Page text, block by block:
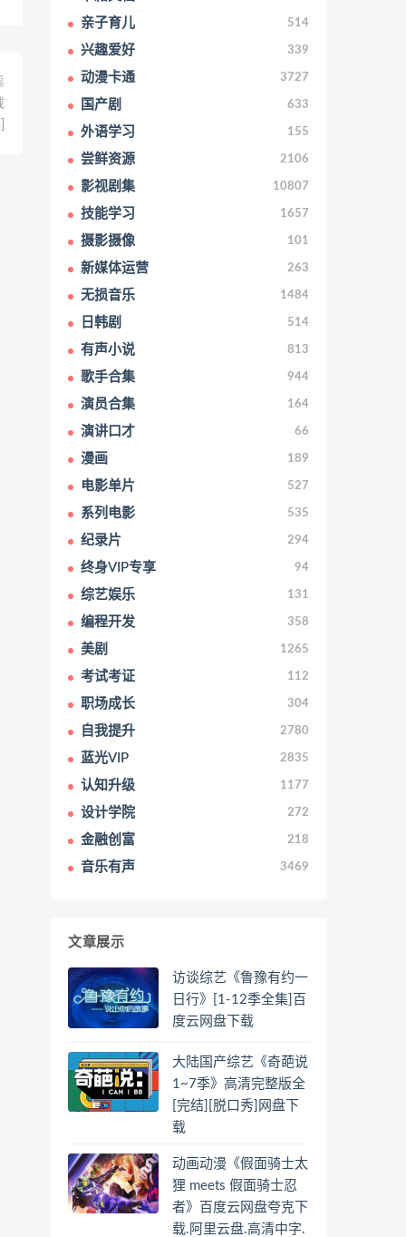
亲子育儿 514
兴趣爱好 339
动漫卡通 3727
国产剧 633
外语学习 155
尝鲜资源 2106
影视剧集 10807
技能学习 1657
摄影摄像 101
新媒体运营 263
无损音乐 1484
日韩剧 514
有声小说 813
歌手合集 944
演员合集 164
演讲口才 66
漫画 189
电影单片 527
系列电影 535
纪录片 294
终身VIP专享 94
综艺娱乐 131
编程开发 358
美剧 1265
考试考证 112
职场成长 304
自我提升 2780
蓝光VIP 2835
认知升级 1177
设计学院 272
金融创富 218
音乐有声 3469
文章展示
访谈综艺《鲁豫有约一
日行》[1-12季全集]百
度云网盘下载
大陆国产综艺《奇葩说
1~7季》高清完整版全
[完结][脱口秀]网盘下
载
动画动漫《假面骑士太
狸 meets 假面骑士忍
者》百度云网盘夸克下
载.阿里云盘.高清中字.